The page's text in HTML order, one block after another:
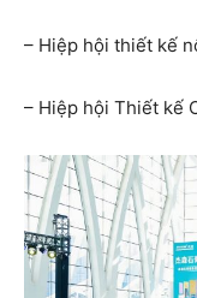
– Hiệp hội thiết kế
– Hiệp hội Thiết kế